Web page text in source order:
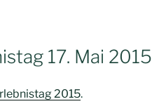
17. Mai 2015
2015.